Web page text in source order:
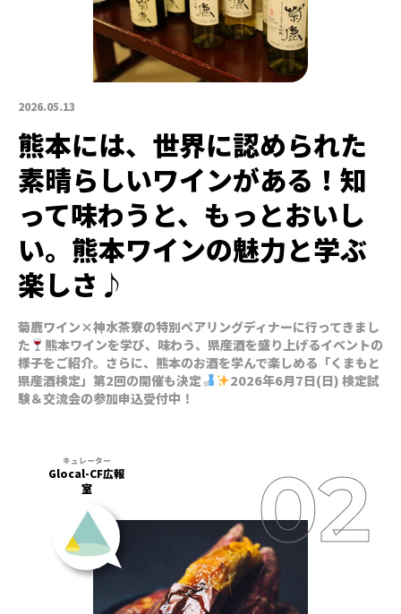
2026.05.13
熊本には、世界に認められた
素晴らしいワインがある！知
って味わうと、もっとおいし
い。熊本ワインの魅力と学ぶ
楽しさ♪
菊鹿ワイン×神水茶寮の特別ペアリングディナーに行ってきまし
た
熊本ワインを学び、味わう、県産酒を盛り上げるイベントの
様子をご紹介。さらに、熊本のお酒を学んで楽しめる「くまもと
県産酒検定」第2回の開催も決定
2026年6月7日(日) 検定試
験＆交流会の参加申込受付中！
Glocal-CF広報
室